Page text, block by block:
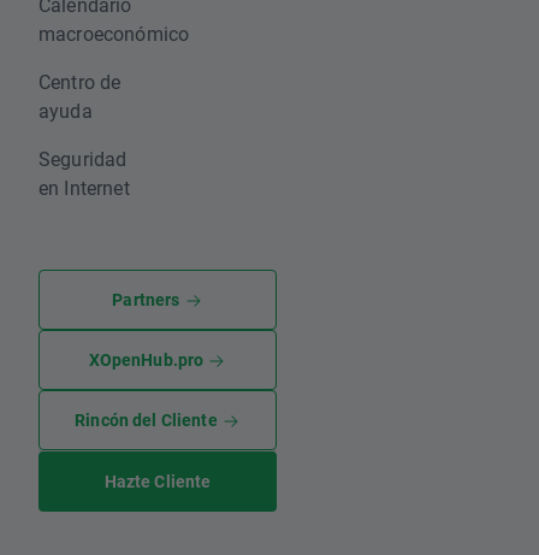
macroeconómico
Centro de
ayuda
Seguridad
en Internet
Partners
XOpenHub.pro
Rincón del Cliente
Hazte Cliente